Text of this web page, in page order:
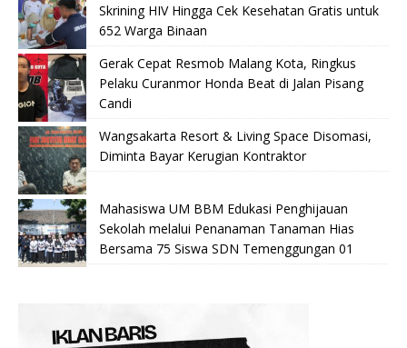
Skrining HIV Hingga Cek Kesehatan Gratis untuk
652 Warga Binaan
Gerak Cepat Resmob Malang Kota, Ringkus
Pelaku Curanmor Honda Beat di Jalan Pisang
Candi
Wangsakarta Resort & Living Space Disomasi,
Diminta Bayar Kerugian Kontraktor
Mahasiswa UM BBM Edukasi Penghijauan
Sekolah melalui Penanaman Tanaman Hias
Bersama 75 Siswa SDN Temenggungan 01